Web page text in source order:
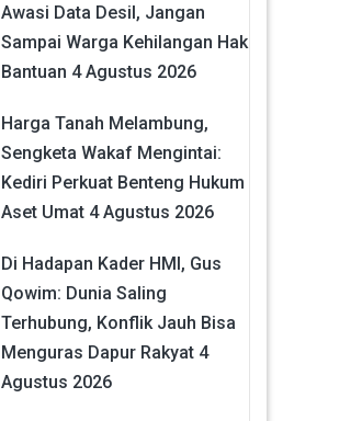
Awasi Data Desil, Jangan
Sampai Warga Kehilangan Hak
Bantuan 4 Agustus 2026
Harga Tanah Melambung,
Sengketa Wakaf Mengintai:
Kediri Perkuat Benteng Hukum
Aset Umat 4 Agustus 2026
Di Hadapan Kader HMI, Gus
Qowim: Dunia Saling
Terhubung, Konflik Jauh Bisa
Menguras Dapur Rakyat 4
Agustus 2026